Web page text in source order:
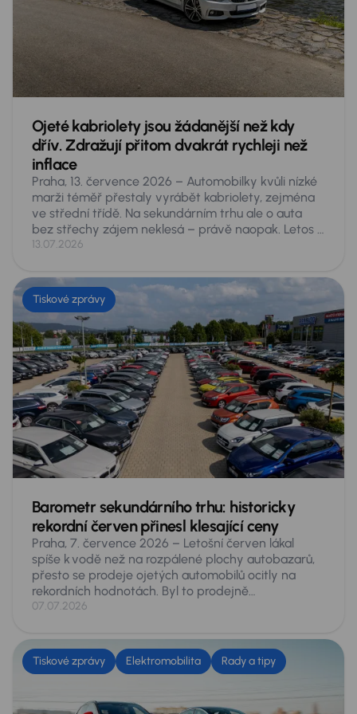
ze zásuvky prakticky výhradně na benzin, jen aby
Ojeté kabriolety jsou žádanější než kdy
dřív. Zdražují přitom dvakrát rychleji než
inflace
Praha, 13. července 2026 – Automobilky kvůli nízké
marži téměř přestaly vyrábět kabriolety, zejména
ve střední třídě. Na sekundárním trhu ale o auta
bez střechy zájem neklesá – právě naopak. Letos si
Češi na inzertních serverech za první pololetí koupili
než v roce 2021. Jejich průměrná cena přitom za tu
dobu vzrostla o 64 procent, tedy zhruba dvakrát
rychleji, než ve stejném období obecně rostly ceny.
13.07.2026
Tiskové zprávy
Barometr sekundárního trhu: historicky
rekordní červen přinesl klesající ceny
Praha, 7. července 2026 – Letošní červen lákal
spíše k vodě než na rozpálené plochy autobazarů,
přesto se prodeje ojetých automobilů ocitly na
rekordních hodnotách. Byl to prodejně
nejúspěšnější červen české historie, na inzertních
v meziročním srovnání o 11,3 % více. Vyplývá to
z údajů, získaných analytiky skupiny AURES
Holdings, provozovatele největší tuzemské sítě
07.07.2026
Tiskové zprávy Elektromobilita Rady a tipy